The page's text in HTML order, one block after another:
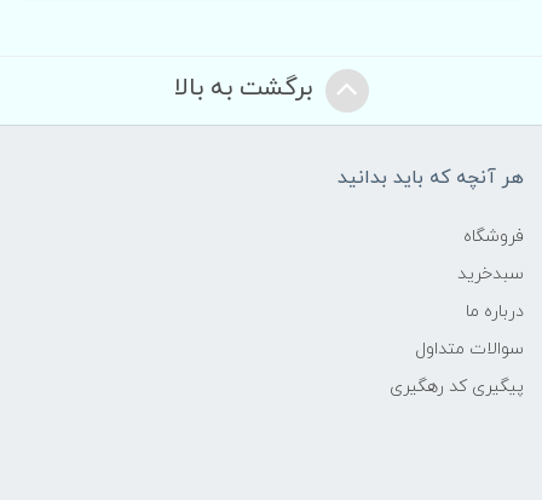
برگشت به بالا
هر آنچه که باید بدانید
فروشگاه
سبدخرید
درباره ما
سوالات متداول
پیگیری کد رهگیری